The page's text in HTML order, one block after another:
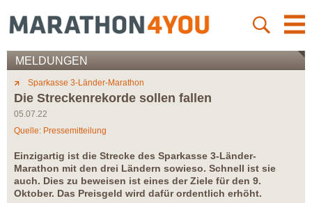
MELDUNGEN
Sparkasse 3-Länder-Marathon
Die Streckenrekorde sollen fallen
05.07.22
Quelle: Pressemitteilung
Einzigartig ist die Strecke des Sparkasse 3-Länder-
Marathon mit den drei Ländern sowieso. Schnell ist sie
auch. Dies zu beweisen ist eines der Ziele für den 9.
Oktober. Das Preisgeld wird dafür ordentlich erhöht.